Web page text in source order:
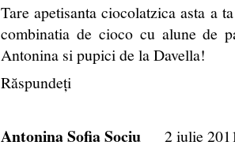
Tare apetisanta ciocolatzica asta a
combinatia de cioco cu alune de
Antonina si pupici de la Davella!
Răspundeți
Antonina Sofia Sociu
2 iulie